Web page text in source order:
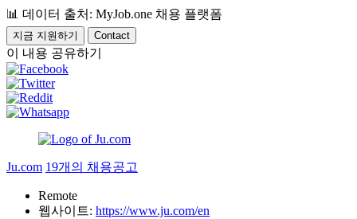
📊 데이터 출처: MyJob.one 채용 플랫폼
지금 지원하기 Contact
이 내용 공유하기
Ju.com 19개의 채용공고
Remote
웹사이트: https://www.ju.com/en